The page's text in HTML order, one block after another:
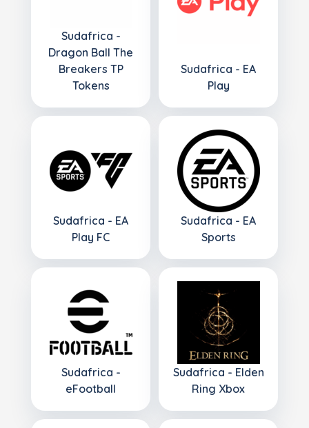
Sudafrica -
Dragon Ball The
Breakers TP
Tokens
Sudafrica - EA
Play
Sudafrica - EA
Play FC
Sudafrica - EA
Sports
Sudafrica -
eFootball
Sudafrica - Elden
Ring Xbox